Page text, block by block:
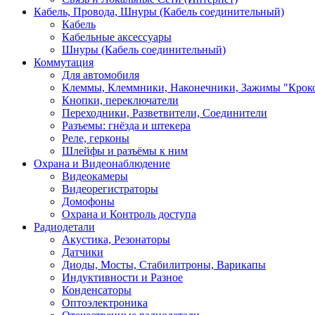
Кабель, Провода, Шнуры (Кабель соединительный)
Кабель
Кабельные аксессуары
Шнуры (Кабель соединительный)
Коммутация
Для автомобиля
Клеммы, Клеммники, Наконечники, Зажимы
Кнопки, переключатели
Переходники, Разветвители, Соединители
Разъемы: гнёзда и штекера
Реле, герконы
Шлейфы и разъёмы к ним
Охрана и Видеонаблюдение
Видеокамеры
Видеорегистраторы
Домофоны
Охрана и Контроль доступа
Радиодетали
Акустика, Резонаторы
Датчики
Диоды, Мосты, Стабилитроны, Варикапы
Индуктивности и Разное
Конденсаторы
Оптоэлектроника